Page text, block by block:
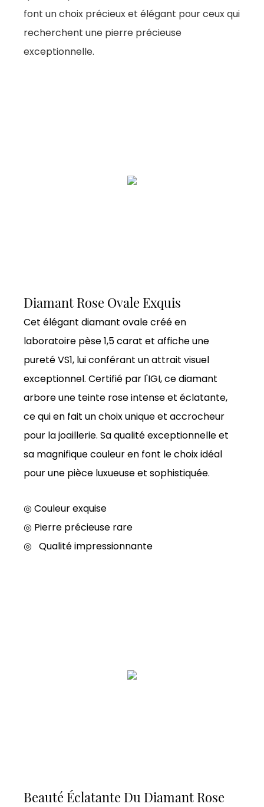
font un choix précieux et élégant pour ceux qui
recherchent une pierre précieuse
exceptionnelle.
Diamant Rose Ovale Exquis
Cet élégant diamant ovale créé en
laboratoire pèse 1,5 carat et affiche une
pureté VS1, lui conférant un attrait visuel
exceptionnel. Certifié par l'IGI, ce diamant
arbore une teinte rose intense et éclatante,
ce qui en fait un choix unique et accrocheur
pour la joaillerie. Sa qualité exceptionnelle et
sa magnifique couleur en font le choix idéal
pour une pièce luxueuse et sophistiquée.
◎ Couleur exquise
◎ Pierre précieuse rare
◎ Qualité impressionnante
Beauté Éclatante Du Diamant Rose